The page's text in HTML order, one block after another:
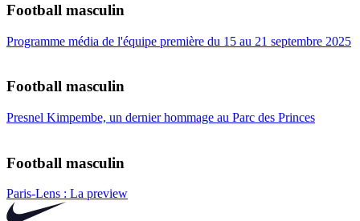
Football masculin
Programme média de l'équipe première du 15 au 21 septembre 2025
Football masculin
Presnel Kimpembe, un dernier hommage au Parc des Princes
Football masculin
Paris-Lens : La preview